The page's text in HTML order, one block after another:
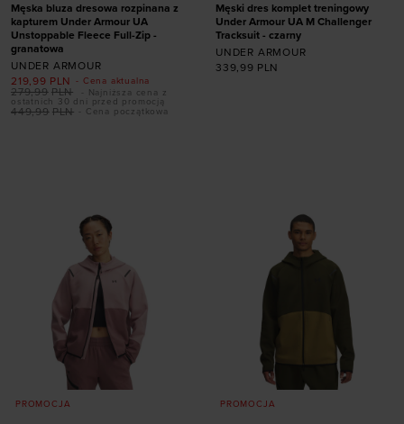
Dodaj produkt w
Męska bluza dresowa rozpinana z
kapturem Under Armour UA
Unstoppable Fleece Full-Zip -
granatowa
UNDER ARMOUR
- Cena aktualna
219,99 PLN
- Cena początkowa
449,99 PLN
279,99 PLN
- Najniższa cena z
ostatnich 30 dni przed promocją
Męski dres komplet treningowy
Under Armour UA M Challenger
Tracksuit - czarny
UNDER ARMOUR
339,99 PLN
PROMOCJA PROMOCJA